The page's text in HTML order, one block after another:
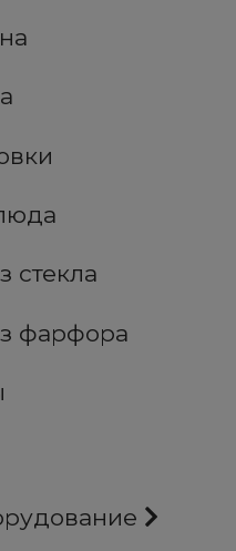
стекла
фарфора